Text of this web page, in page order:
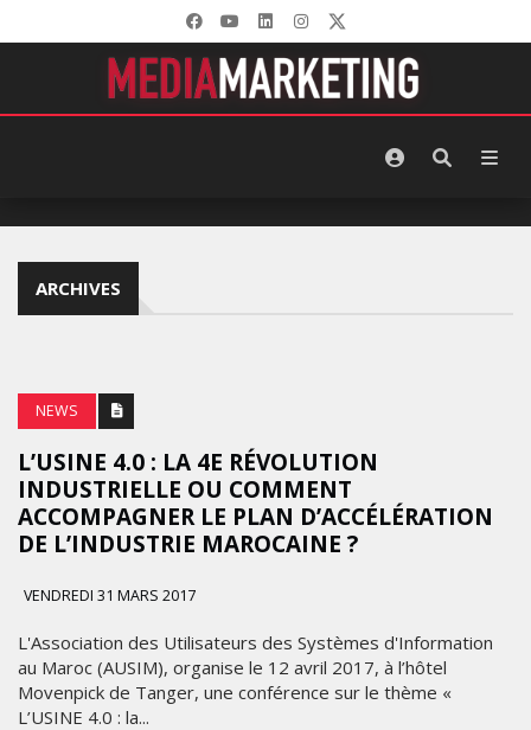
ARCHIVES
NEWS
L’USINE 4.0 : LA 4E RÉVOLUTION
INDUSTRIELLE OU COMMENT
ACCOMPAGNER LE PLAN D’ACCÉLÉRATION
DE L’INDUSTRIE MAROCAINE ?
VENDREDI 31 MARS 2017
L'Association des Utilisateurs des Systèmes d'Information
au Maroc (AUSIM), organise le 12 avril 2017, à l’hôtel
Movenpick de Tanger, une conférence sur le thème «
L’USINE 4.0 : la...